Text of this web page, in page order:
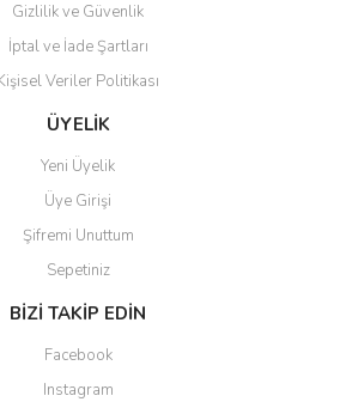
Gizlilik ve Güvenlik
İptal ve İade Şartları
Veriler Politikası
ÜYELİK
Yeni Üyelik
Üye Girişi
Şifremi Unuttum
Sepetiniz
BİZİ TAKİP EDİN
Facebook
Instagram